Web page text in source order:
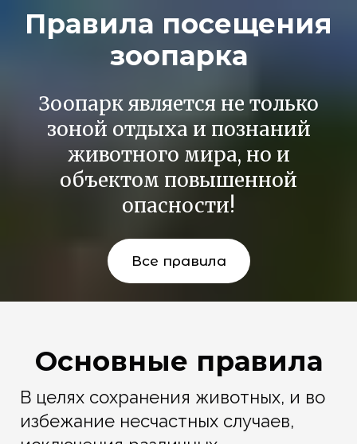
Правила посещения
зоопарка
Зоопарк является не только
зоной отдыха и познаний
животного мира, но и
объектом повышенной
опасности!
Все правила
Основные правила
В целях сохранения животных, и во
избежание несчастных случаев,